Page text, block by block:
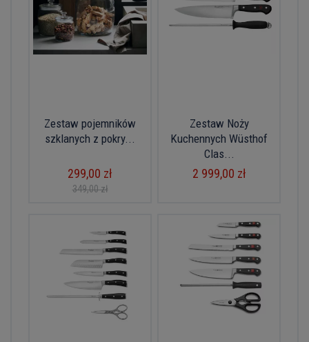
Zestaw pojemników
szklanych z pokry...
299,00 zł
349,00 zł
Zestaw Noży
Kuchennych Wüsthof
Clas...
2 999,00 zł